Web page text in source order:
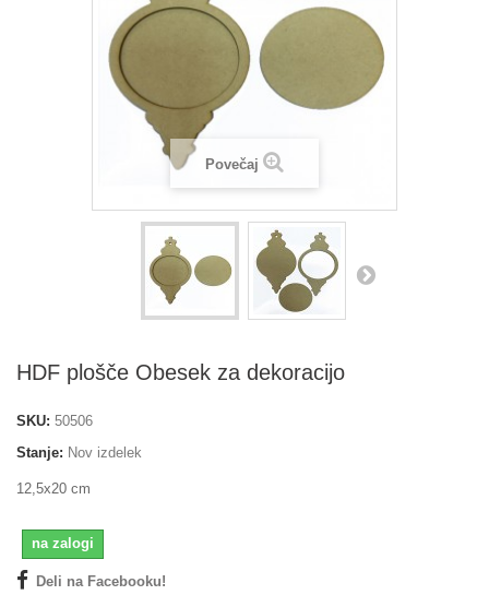
Povečaj
HDF plošče Obesek za dekoracijo
SKU: 50506
Stanje: Nov izdelek
12,5x20 cm
na zalogi
Deli na Facebooku!